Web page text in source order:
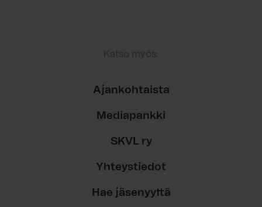
Katso myös:
Ajankohtaista
Mediapankki
SKVL ry
Yhteystiedot
Hae jäsenyyttä